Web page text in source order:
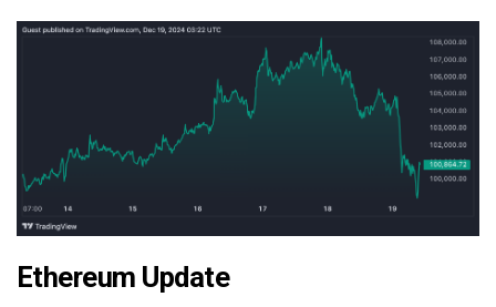
Ethereum Update